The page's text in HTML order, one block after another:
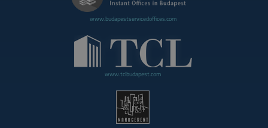
www.budapestservicedoffices.com
www.tclbudapest.com